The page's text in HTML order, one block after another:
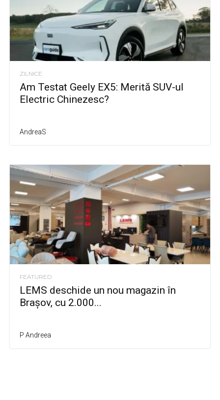
ZILNICE
Am Testat Geely EX5: Merită SUV-ul
Electric Chinezesc?
AndreaS
FEATURED
LEMS deschide un nou magazin în
Brașov, cu 2.000...
P Andreea